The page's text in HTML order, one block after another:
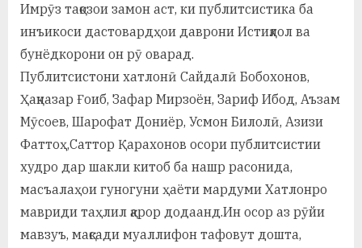
Имрӯз тақозои замон аст, ки публитсистика ба
инъикоси дастовардҳои даврони Истиқлол ва
бунёдкорони он рӯ оварад.
Публитсистони хатлонӣ Сайдалӣ Бобохонов,
Ҳақназар Ғоиб, Зафар Мирзоён, Зариф Ибод, Аъзам
Мӯсоев, Шарофат Дониёр, Усмон Билолӣ, Азизи
Фаттоҳ,Саттор Қарахонов осори публитсистии
худро дар шакли китоб ба нашр расонида,
масъалаҳои гуногуни ҳаёти мардуми Хатлонро
мавриди таҳлил қарор додаанд.Ин осор аз рӯйи
мавзуъ, мақсади муаллифон тафовут дошта,